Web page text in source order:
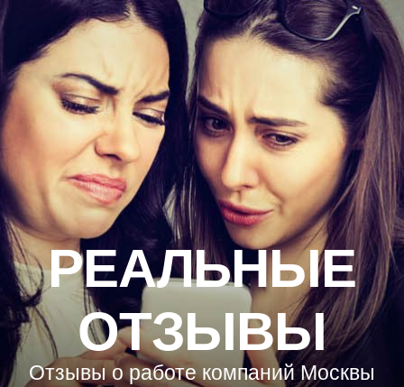
РЕАЛЬНЫЕ
ОТЗЫВЫ
Отзывы о работе компаний Москвы